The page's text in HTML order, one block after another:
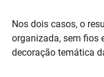
Nos dois casos, o
organizada, sem fios
decoração temática